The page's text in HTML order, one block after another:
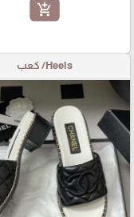
add_shopping_cart
Heels/ كعب